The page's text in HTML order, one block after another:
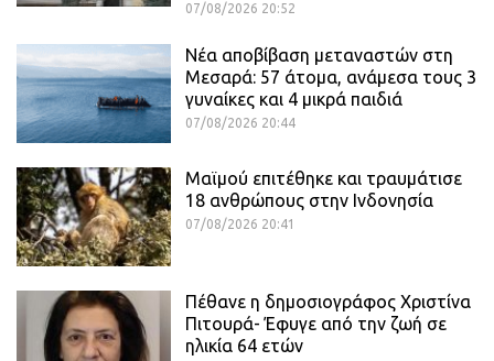
07/08/2026 20:52
Νέα αποβίβαση μεταναστών στη
Μεσαρά: 57 άτομα, ανάμεσα τους 3
γυναίκες και 4 μικρά παιδιά
07/08/2026 20:44
Μαϊμού επιτέθηκε και τραυμάτισε
18 ανθρώπους στην Ινδονησία
07/08/2026 20:41
Πέθανε η δημοσιογράφος Χριστίνα
Πιτουρά- Έφυγε από την ζωή σε
ηλικία 64 ετών